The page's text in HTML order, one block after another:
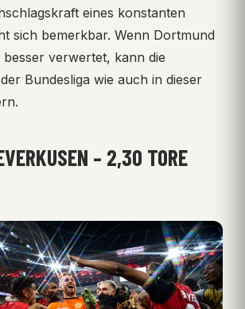
eines konstanten
sich bemerkbar. Wenn Dortmund
besser verwertet, kann die
Bundesliga wie auch in dieser
– 2,30 TORE